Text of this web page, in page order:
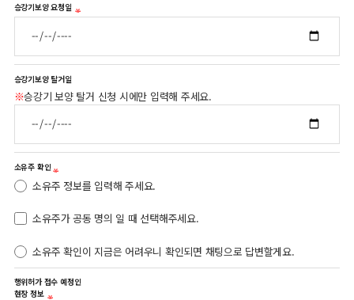
승강기보양 요청일
승강기보양 탈거일
※승강기 보양 탈거 신청 시에만 입력해 주세요.
소유주 확인
소유주 정보를 입력해 주세요.
소유주가 공동 명의 일 때 선택해주세요.
소유주 확인이 지금은 어려우니 확인되면 채팅으로 답변할게요.
행위허가 접수 예정인
현장 정보